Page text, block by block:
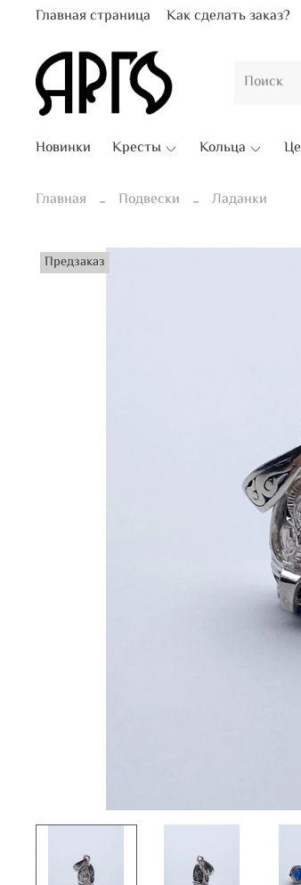
Главная страница Как сделать заказ?
Новинки Кресты Кольца
Главная Подвески Ладанки
Предзаказ